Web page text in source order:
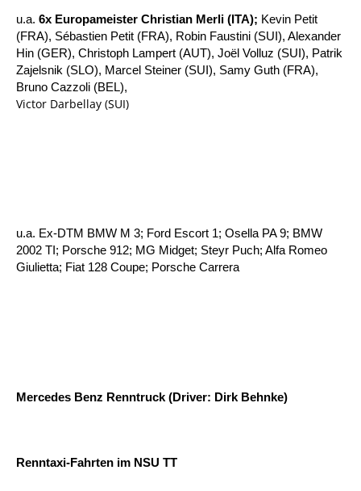
u.a. 6x Europameister Christian Merli (ITA); Kevin Petit
(FRA), Sébastien Petit (FRA), Robin Faustini (SUI), Alexander
Hin (GER), Christoph Lampert (AUT), Joël Volluz (SUI), Patrik
Zajelsnik (SLO), Marcel Steiner (SUI), Samy Guth (FRA),
Bruno Cazzoli (BEL),
Victor Darbellay (SUI)
u.a. Ex-DTM BMW M 3; Ford Escort 1; Osella PA 9; BMW
2002 TI; Porsche 912; MG Midget; Steyr Puch; Alfa Romeo
Giulietta; Fiat 128 Coupe; Porsche Carrera
Mercedes Benz Renntruck (Driver: Dirk Behnke)
Renntaxi-Fahrten im NSU TT